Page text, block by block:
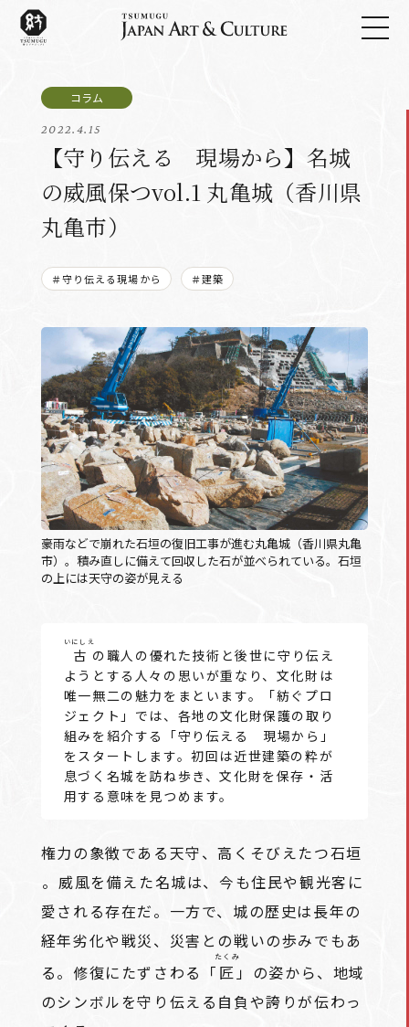
2022.4.15
【守り伝える 現場から】名城
の威風保つvol.1 丸亀城（香川県
丸亀市）
＃守り伝える現場から ＃建築
豪雨などで崩れた石垣の復旧工事が進む丸亀城（香川県丸亀
市）。積み直しに備えて回収した石が並べられている。石垣
の上には天守の姿が見える
古
いにしえ
の職人の優れた技術と後世に守り伝え
ようとする人々の思いが重なり、文化財は
唯一無二の魅力をまといます。「紡ぐプロ
ジェクト」では、各地の文化財保護の取り
組みを紹介する「守り伝える 現場から」
をスタートします。初回は近世建築の粋が
息づく名城を訪ね歩き、文化財を保存・活
用する意味を見つめます。
権力の象徴である天守、高くそびえたつ石垣
――。威風を備えた名城は、今も住民や観光客に
愛される存在だ。一方で、城の歴史は長年の
経年劣化や戦災、災害との戦いの歩みでもあ
る。修復にたずさわる「 匠
たくみ
」の姿から、地域
のシンボルを守り伝える自負や誇りが伝わっ